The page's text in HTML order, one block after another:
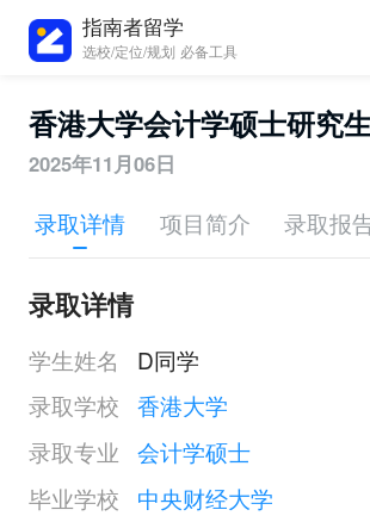
指南者留学
选校/定位/规划 必备工具
香港大学会计学硕士研究
2025年11月06日
录取详情 项目简介 录取报
录取详情
学生姓名
D同学
录取学校 香港大学
录取专业 会计学硕士
毕业学校
中央财经大学